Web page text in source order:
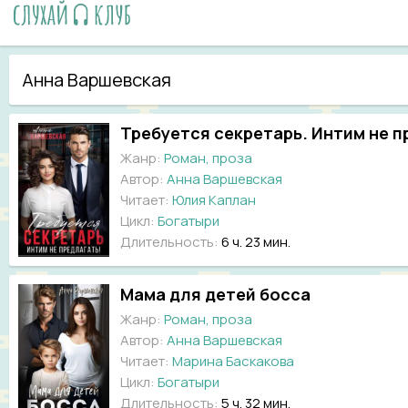
Анна Варшевская
Требуется секретарь. Интим не
Жанр: Роман, проза
Автор: Анна Варшевская
Читает: Юлия Каплан
Цикл: Богатыри
Длительность: 6 ч. 23 мин.
Мама для детей босса
Жанр: Роман, проза
Автор: Анна Варшевская
Читает: Марина Баскакова
Цикл: Богатыри
Длительность: 5 ч. 32 мин.